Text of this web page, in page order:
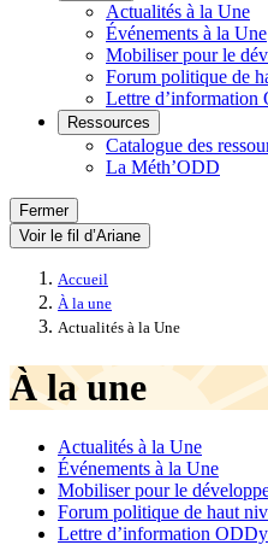
Actualités à la Une
Événements à la Une
Mobiliser pour le
Forum politique de
Lettre d’information
Ressources
Catalogue des
La Méth’ODD
Fermer
Voir le fil d’Ariane
Accueil
À la une
Actualités à la Une
À la une
Actualités à la Une
Événements à la Une
Mobiliser pour le
Forum politique de haut
Lettre d’information